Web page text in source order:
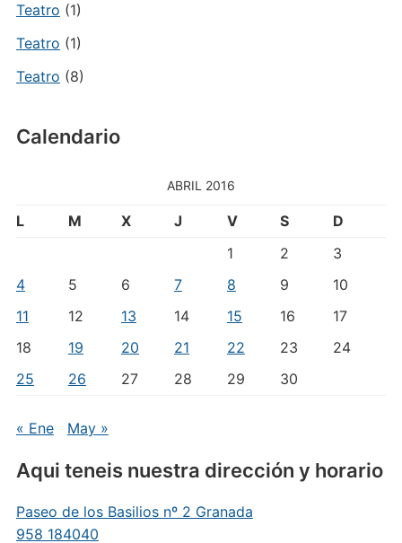
Teatro (1)
Teatro (1)
Teatro (8)
Calendario
ABRIL 2016
L M X J V S
D
1
2
3
4
5 6 7 8 9
10
11
12 13 14 15 16
17
18
19 20 21 22 23
24
25
26 27 28 29 30
« Ene May »
Aqui teneis nuestra dirección y horario
Paseo de los Basilios nº 2 Granada
958 184040